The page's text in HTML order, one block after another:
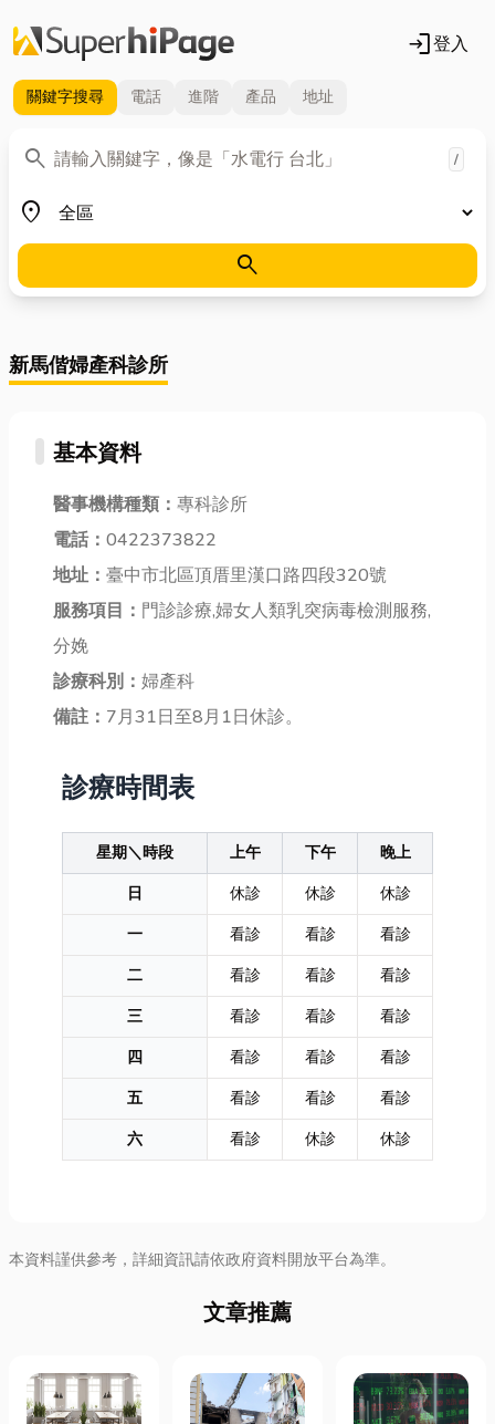
login登入
關鍵字搜尋 電話 進階 產品 地址
search
關鍵字 /
place
地區
search
新馬偕婦產科診所
基本資料
醫事機構種類： 專科診所
電話： 0422373822
地址： 臺中市北區頂厝里漢口路四段320號
服務項目： 門診診療,婦女人類乳突病毒檢測服務,
分娩
診療科別： 婦產科
備註： 7月31日至8月1日休診。
診療時間表
星期＼時段 上午 下午
晚上
日
休診 休診
休診
一
看診 看診
看診
二
看診 看診
看診
三
看診 看診
看診
四
看診 看診
看診
五
看診 看診
看診
六
看診 休診 休診
本資料謹供參考，詳細資訊請依政府資料開放平台為準。
文章推薦